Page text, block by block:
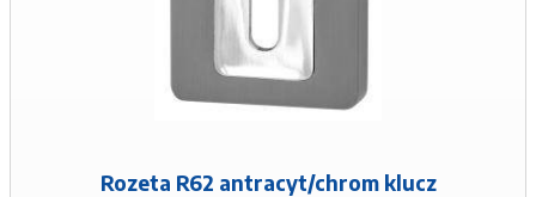
Rozeta R62 antracyt/chrom klucz